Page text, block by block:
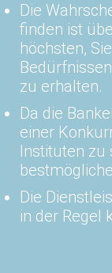
Die
finden ist
höchsten,
zu erhalten.
Da die
einer
Instituten zu
Die
in der Regel